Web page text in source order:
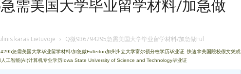
需美国大学毕业留学材料/加急做
karas Lietuvoje › Q微936794295急需美国大学毕业留学材料/加急做Ful
急需美国大学毕业留学材料/加急做Fullerton加州州立大学富尔顿分校学历毕业证 快速拿美国院校假文凭成
工智能(AI)计算机专业学历Iowa State University of Science and Technology毕业证